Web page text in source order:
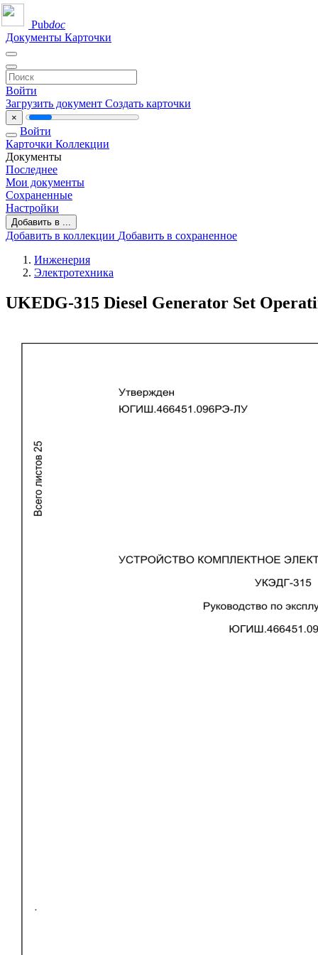
Pubdoc
Документы Карточки
Войти
Загрузить документ Создать карточки
×
Войти
Карточки Коллекции
Документы
Последнее
Мои документы
Сохраненные
Настройки
Добавить в ...
Добавить в коллекции Добавить в сохраненное
Инженерия
Электротехника
UKEDG-315 Diesel Generator Set